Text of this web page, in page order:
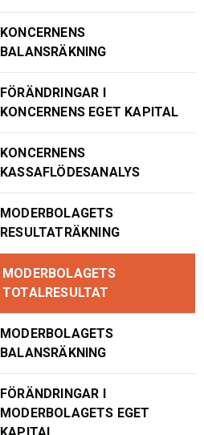
KONCERNENS
BALANSRÄKNING
FÖRÄNDRINGAR I
KONCERNENS EGET KAPITAL
KONCERNENS
KASSAFLÖDESANALYS
MODERBOLAGETS
RESULTATRÄKNING
MODERBOLAGETS
TOTALRESULTAT
MODERBOLAGETS
BALANSRÄKNING
FÖRÄNDRINGAR I
MODERBOLAGETS EGET